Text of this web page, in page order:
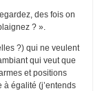
des fois on
? ».
?) qui ne veulent
qui veut que
et positions
à égalité (j’entends